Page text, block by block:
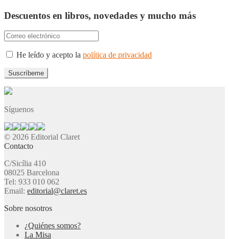
Descuentos en libros, novedades y mucho más
He leído y acepto la política de privacidad
Síguenos
© 2026 Editorial Claret
Contacto
C/Sicília 410
08025 Barcelona
Tel: 933 010 062
Email: editorial@claret.es
Sobre nosotros
¿Quiénes somos?
La Misa